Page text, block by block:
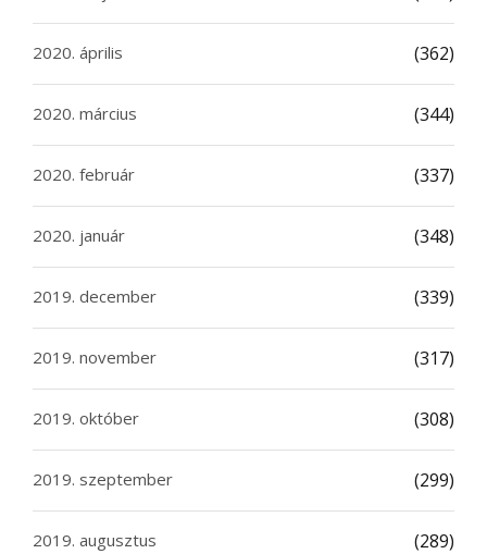
2020. április (362)
2020. március (344)
2020. február (337)
2020. január (348)
2019. december (339)
2019. november (317)
2019. október (308)
2019. szeptember (299)
2019. augusztus (289)